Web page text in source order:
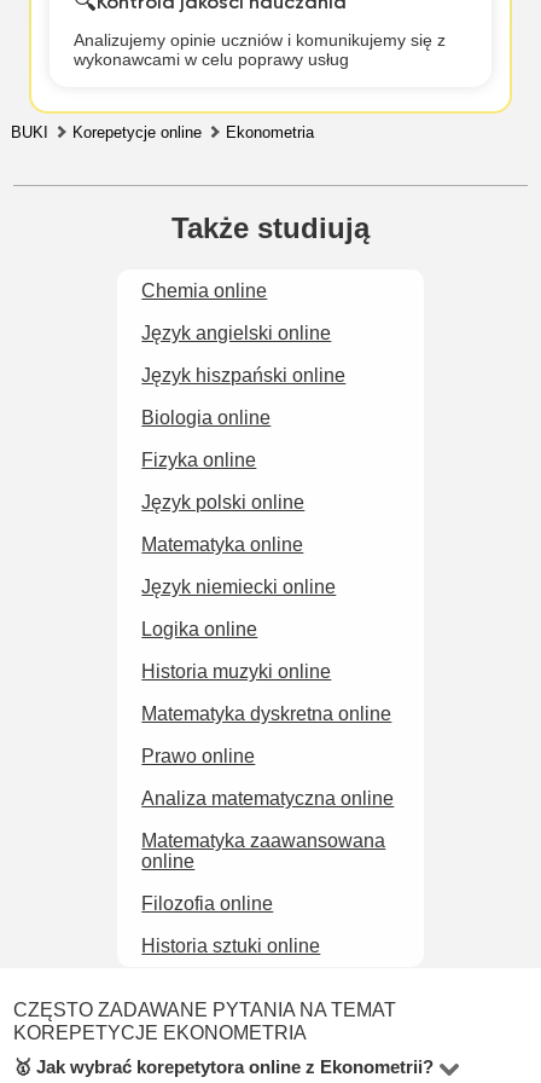
Analizujemy opinie uczniów i komunikujemy się z
wykonawcami w celu poprawy usług
BUKI Korepetycje online Ekonometria
Także studiują
Chemia online
Język angielski online
Język hiszpański online
Biologia online
Fizyka online
Język polski online
Matematyka online
Język niemiecki online
Logika online
Historia muzyki online
Matematyka dyskretna online
Prawo online
Analiza matematyczna online
Matematyka zaawansowana
online
Filozofia online
Historia sztuki online
CZĘSTO ZADAWANE PYTANIA NA TEMAT
KOREPETYCJE EKONOMETRIA
🥇 Jak wybrać korepetytora online z Ekonometrii?